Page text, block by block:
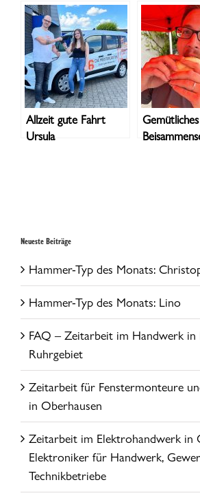
Runde
Allzeit gute Fahrt
Ursula
Gemütliches
Neueste Beiträge
Hammer-Typ des Monats:
Hammer-Typ des Monats: Lino
FAQ – Zeitarbeit im Handwerk
Ruhrgebiet
Zeitarbeit für Fenstermonteure
in Oberhausen
Zeitarbeit im Elektrohandwerk in
Elektroniker für Handwerk,
Technikbetriebe